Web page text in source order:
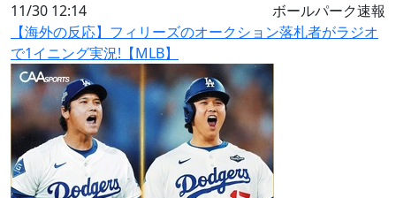
11/30 12:14
ボールパーク速報
【海外の反応】フィリーズのオークション落札者がラジオ
で1イニング実況!【MLB】